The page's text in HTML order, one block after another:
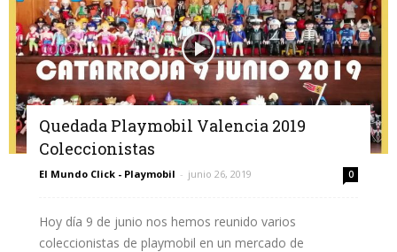
Quedada Playmobil Valencia 2019
Coleccionistas
El Mundo Click - Playmobil - junio 26, 2019 0
Hoy día 9 de junio nos hemos reunido varios
coleccionistas de playmobil en un mercado de